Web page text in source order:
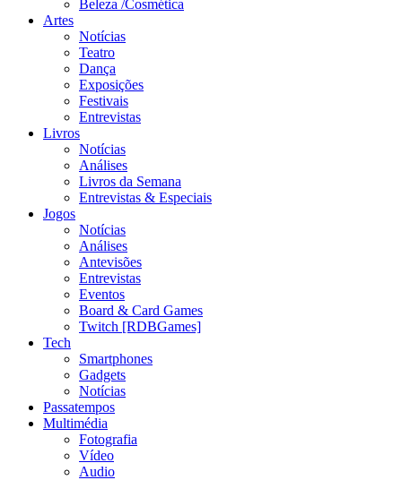
Beleza /Cosmética
Artes
Notícias
Teatro
Dança
Exposições
Festivais
Entrevistas
Livros
Notícias
Análises
Livros da Semana
Entrevistas & Especiais
Jogos
Notícias
Análises
Antevisões
Entrevistas
Eventos
Board & Card Games
Twitch [RDBGames]
Tech
Smartphones
Gadgets
Notícias
Passatempos
Multimédia
Fotografia
Vídeo
Audio